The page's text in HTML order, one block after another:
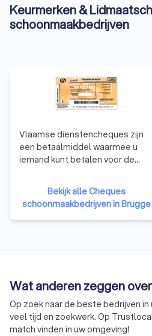
Keurmerken &
schoonmaakbedrijven
Vlaamse dienstencheques zijn
een betaalmiddel waarmee u
iemand kunt betalen voor de
tegen een voordelig tarief doen
omdat de Vlaamse overheid een
financiële bijdrage levert. De
dienstencheques kunnen alleen
verkrijgen van het gewest of de
gewesten waarin het werkzaam
is.
Bekijk alle Cheques
schoonmaakbedrijven in Brugge
Wat anderen zeggen
Op zoek naar de beste bedrijven
veel tijd en zoekwerk. Op
match vinden in uw omgeving!